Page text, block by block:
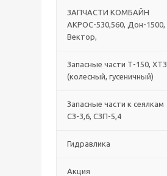
ЗАПЧАСТИ КОМБАЙН
АКРОС-530,560, Дон-1500,
Вектор,
Запасные части Т-150, ХТЗ
(колесный, гусеничный)
Запасные части к сеялкам
СЗ-3,6, СЗП-5,4
Гидравлика
Акция